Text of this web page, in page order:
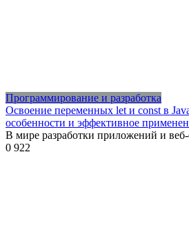
Программирование и разработка
Освоение переменных let и const в
особенности и эффективное
В мире разработки приложений и веб-
0 922